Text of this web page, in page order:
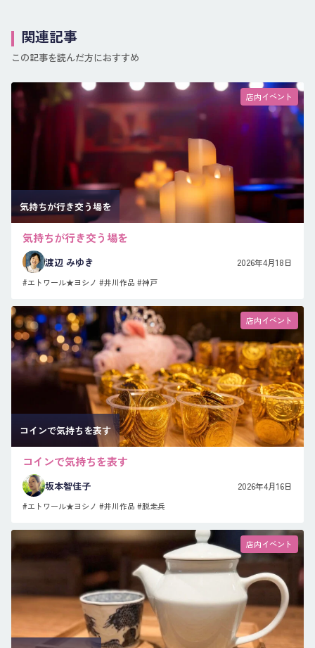
関連記事
この記事を読んだ方におすすめ
店内イベント
気持ちが行き交う場を
気持ちが行き交う場を
渡辺 みゆき 2026年4月18日
#エトワール★ヨシノ #井川作品 #神戸
店内イベント
コインで気持ちを表す
コインで気持ちを表す
坂本智佳子 2026年4月16日
#エトワール★ヨシノ #井川作品 #脱走兵
店内イベント